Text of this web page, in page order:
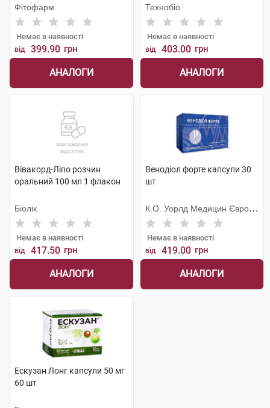
Фітофарм
Немає в наявності
від 399.90 грн
АНАЛОГИ
Технобіо
Немає в наявності
від 403.00 грн
АНАЛОГИ
Вівакорд-Ліпо розчин
оральний 100 мл 1 флакон
Біолік
Немає в наявності
від 417.50 грн
АНАЛОГИ
Венодіол форте капсули 30
шт
К.О. Уорлд Медицин Європа
С.Р.Л.
Немає в наявності
від 419.00 грн
АНАЛОГИ
Ескузан Лонг капсули 50 мг
60 шт